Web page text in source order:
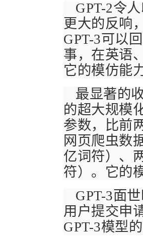
GPT-2令
更大的反响
GPT-3可以
事，在英语
它的模仿能
最显著的
的超大规模
参数，比前
网页爬虫数
亿词符）、
符）。它的
GPT-3面
用户提交申
GPT-3模型